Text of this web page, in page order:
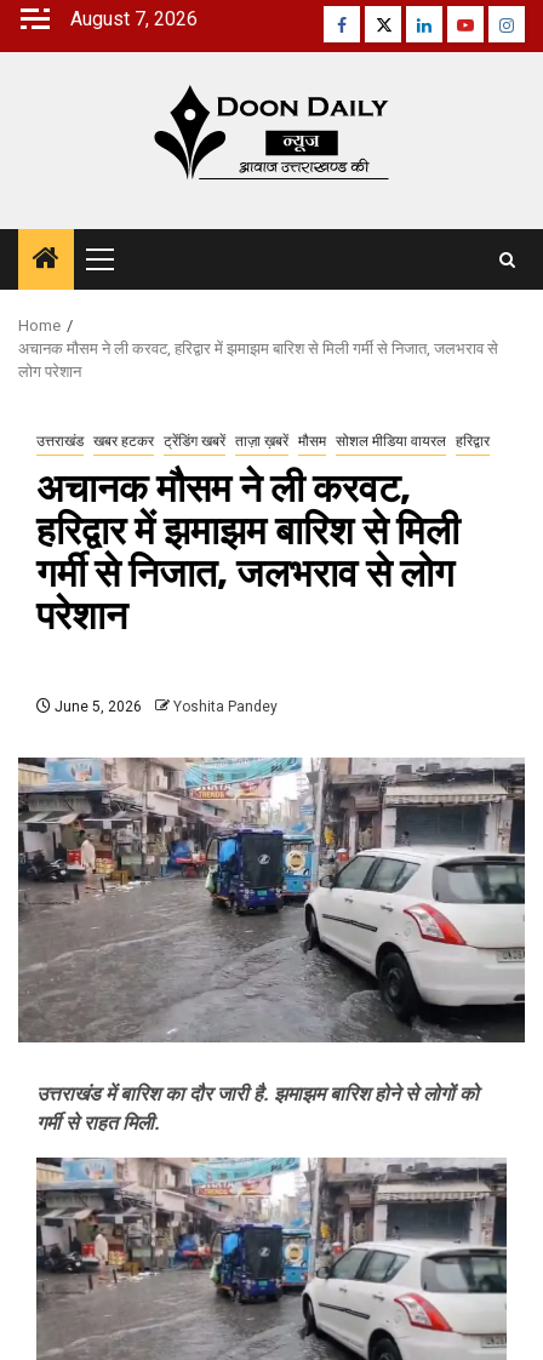
Skip
August 7, 2026 Facebook
TwitterLinkedinYoutube
Primary
Menu
Home
अचानक मौसम ने ली करवट, हरिद्वार में झमाझम बारिश से मिली गर्मी से निजात, जलभराव से
लोग परेशान
उत्तराखंड खबर हटकर ट्रेंडिंग खबरें ताज़ा ख़बरें मौसम सोशल मीडिया वायरल हरिद्वार
अचानक मौसम ने ली करवट,
हरिद्वार में झमाझम बारिश से मिली
गर्मी से निजात, जलभराव से लोग
परेशान
June 5, 2026 Yoshita Pandey
उत्तराखंड में बारिश का दौर जारी है. झमाझम बारिश होने से लोगों को
गर्मी से राहत मिली.